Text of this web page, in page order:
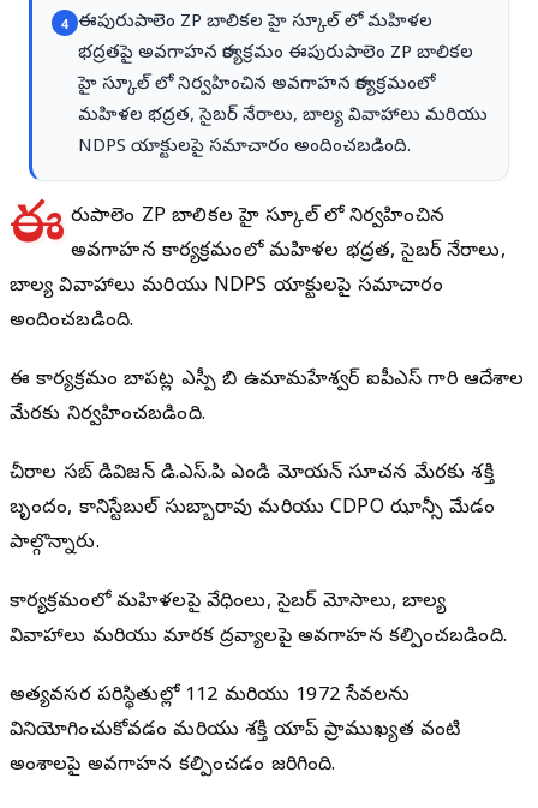
4 ఈపురుపాలెం ZP బాలికల హై స్కూల్ లో మహిళల
భద్రతపై అవగాహన కార్యక్రమం ఈపురుపాలెం ZP బాలికల
హై స్కూల్ లో నిర్వహించిన అవగాహన కార్యక్రమంలో
మహిళల భద్రత, సైబర్ నేరాలు, బాల్య వివాహాలు మరియు
NDPS యాక్టులపై సమాచారం అందించబడింది.
ఈ పురుపాలెం ZP బాలికల హై స్కూల్ లో నిర్వహించిన
అవగాహన కార్యక్రమంలో మహిళల భద్రత, సైబర్ నేరాలు,
బాల్య వివాహాలు మరియు NDPS యాక్టులపై సమాచారం
అందించబడింది.
ఈ కార్యక్రమం బాపట్ల ఎస్పీ బి ఉమామహేశ్వర్ ఐపీఎస్ గారి ఆదేశాల
మేరకు నిర్వహించబడింది.
చీరాల సబ్ డివిజన్ డి.ఎస్.పి ఎండి మోయన్ సూచన మేరకు శక్తి
బృందం, కానిస్టేబుల్ సుబ్బారావు మరియు CDPO ఝాన్సీ మేడం
పాల్గొన్నారు.
కార్య‌క్ర‌మంలో మహిళలపై వేధింపులు, సైబర్ మోసాలు, బాల్య
వివాహాలు మరియు మారక ద్రవ్యాలపై అవగాహన కల్పించబడింది.
అత్యవసర పరిస్థితుల్లో 112 మరియు 1972 సేవలను
వినియోగించుకోవడం మరియు శక్తి యాప్ ప్రాముఖ్యత వంటి
అంశాలపై అవగాహన కల్పించడం జరిగింది.